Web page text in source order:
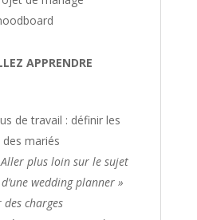
APPRENDRE
de travail : définir les
mariés
plus loin sur le sujet
wedding planner »
charges